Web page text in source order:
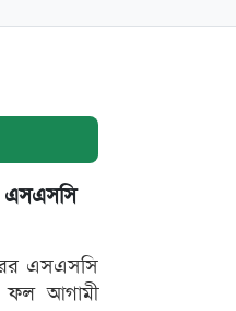
এসএসসি
এসএসসি
ফল আগামী